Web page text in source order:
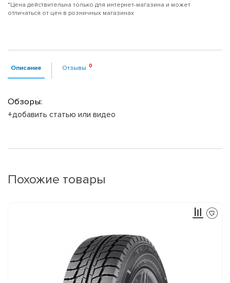
*Цена действительна только для интернет-магазина и может
отличаться от цен в розничных магазинах
Описание Отзывы
Обзоры:
+добавить статью или видео
Похожие товары